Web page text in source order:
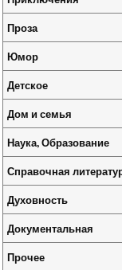
Проза
Юмор
Детское
Дом и семья
Наука, Образование
Справочная
Духовность
Документальная
Прочее